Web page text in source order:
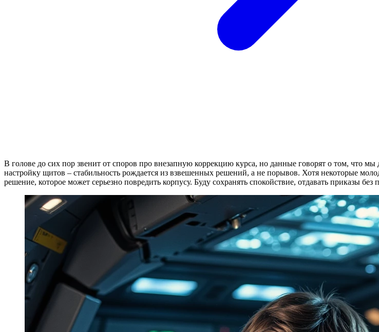
В голове до сих пор звенит от споров про внезапную коррекцию курса, но данные говорят о том, что
настройку щитов – стабильность рождается из взвешенных решений, а не порывов. Хотя некоторые
решение, которое может серьезно повредить корпусу. Буду сохранять спокойствие, отдавать приказы